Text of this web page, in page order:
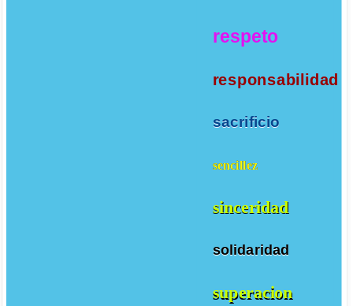
respeto
responsabilidad
sacrificio
sencillez
sinceridad
solidaridad
superacion